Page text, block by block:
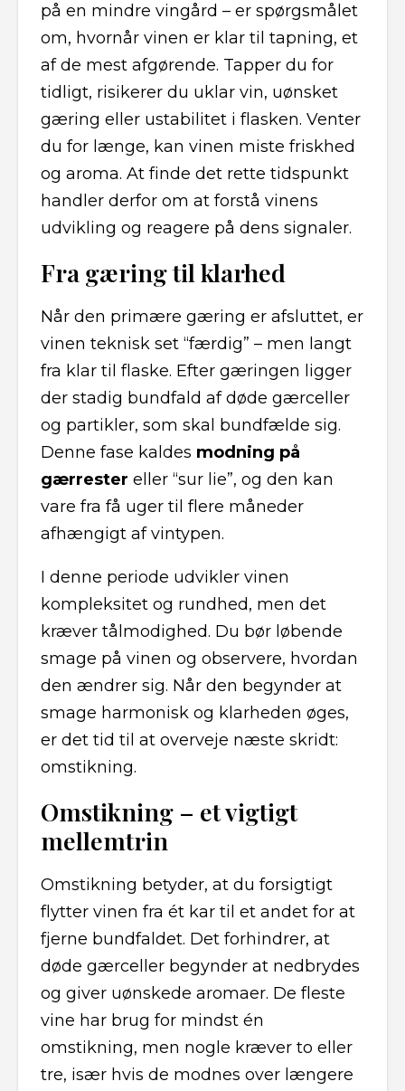
på en mindre vingård – er spørgsmålet
om, hvornår vinen er klar til tapning, et
af de mest afgørende. Tapper du for
tidligt, risikerer du uklar vin, uønsket
gæring eller ustabilitet i flasken. Venter
du for længe, kan vinen miste friskhed
og aroma. At finde det rette tidspunkt
handler derfor om at forstå vinens
udvikling og reagere på dens signaler.
Fra gæring til klarhed
Når den primære gæring er afsluttet, er
vinen teknisk set “færdig” – men langt
fra klar til flaske. Efter gæringen ligger
der stadig bundfald af døde gærceller
og partikler, som skal bundfælde sig.
Denne fase kaldes modning på
gærrester eller “sur lie”, og den kan
vare fra få uger til flere måneder
afhængigt af vintypen.
I denne periode udvikler vinen
kompleksitet og rundhed, men det
kræver tålmodighed. Du bør løbende
smage på vinen og observere, hvordan
den ændrer sig. Når den begynder at
smage harmonisk og klarheden øges,
er det tid til at overveje næste skridt:
omstikning.
Omstikning – et vigtigt
mellemtrin
Omstikning betyder, at du forsigtigt
flytter vinen fra ét kar til et andet for at
fjerne bundfaldet. Det forhindrer, at
døde gærceller begynder at nedbrydes
og giver uønskede aromaer. De fleste
vine har brug for mindst én
omstikning, men nogle kræver to eller
tre, især hvis de modnes over længere